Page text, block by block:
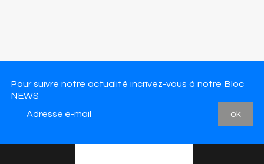
Pour suivre notre actualité incrivez-vous à notre Bloc
NEWS